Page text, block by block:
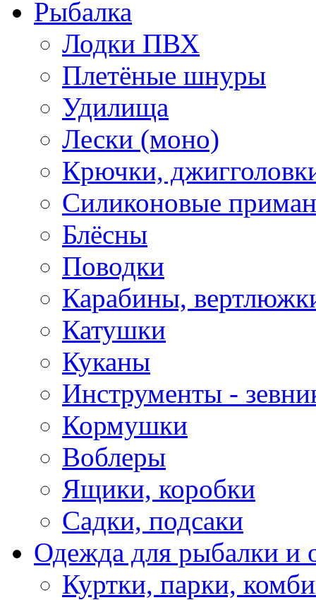
Рыбалка
Лодки ПВХ
Плетёные шнуры
Удилища
Лески (моно)
Крючки,
Силиконовые
Блёсны
Поводки
Карабины,
Катушки
Куканы
Инструменты -
Кормушки
Воблеры
Ящики, коробки
Садки, подсаки
Одежда для рыбалки и
Куртки, парки,